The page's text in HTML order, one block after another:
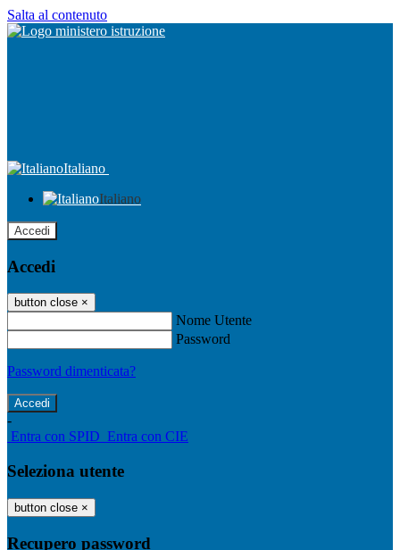
Salta al contenuto
Italiano
Italiano
Accedi
Accedi
button close ×
Nome Utente
Password
Password dimenticata?
-
Entra con SPID Entra con CIE
Seleziona utente
button close ×
Recupero password